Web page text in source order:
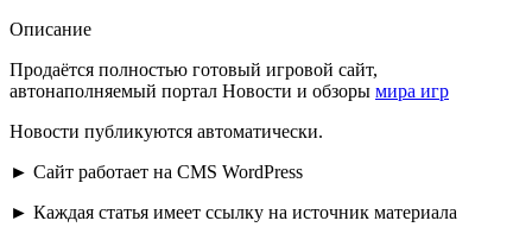
Описание
Продаётся полностью готовый игровой сайт,
автонаполняемый портал Новости и обзоры мира игр
Новости публикуются автоматически.
► Сайт работает на CMS WordPress
► Каждая статья имеет ссылку на источник материала